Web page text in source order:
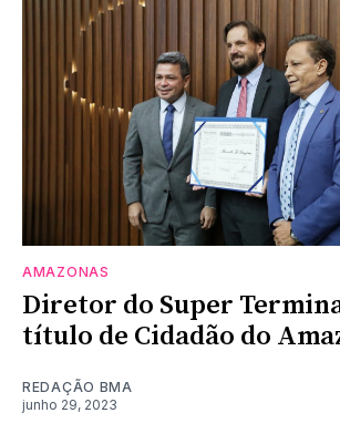
AMAZONAS
Diretor do Super
título de Cidadão do
REDAÇÃO BMA
junho 29, 2023